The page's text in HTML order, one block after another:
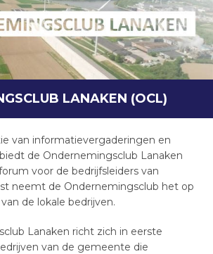
LANAKEN (OCL)
van informatievergaderingen en
de Ondernemingsclub Lanaken
voor de bedrijfsleiders van
neemt de Ondernemingsclub het op
de lokale bedrijven.
Lanaken richt zich in eerste
van de gemeente die